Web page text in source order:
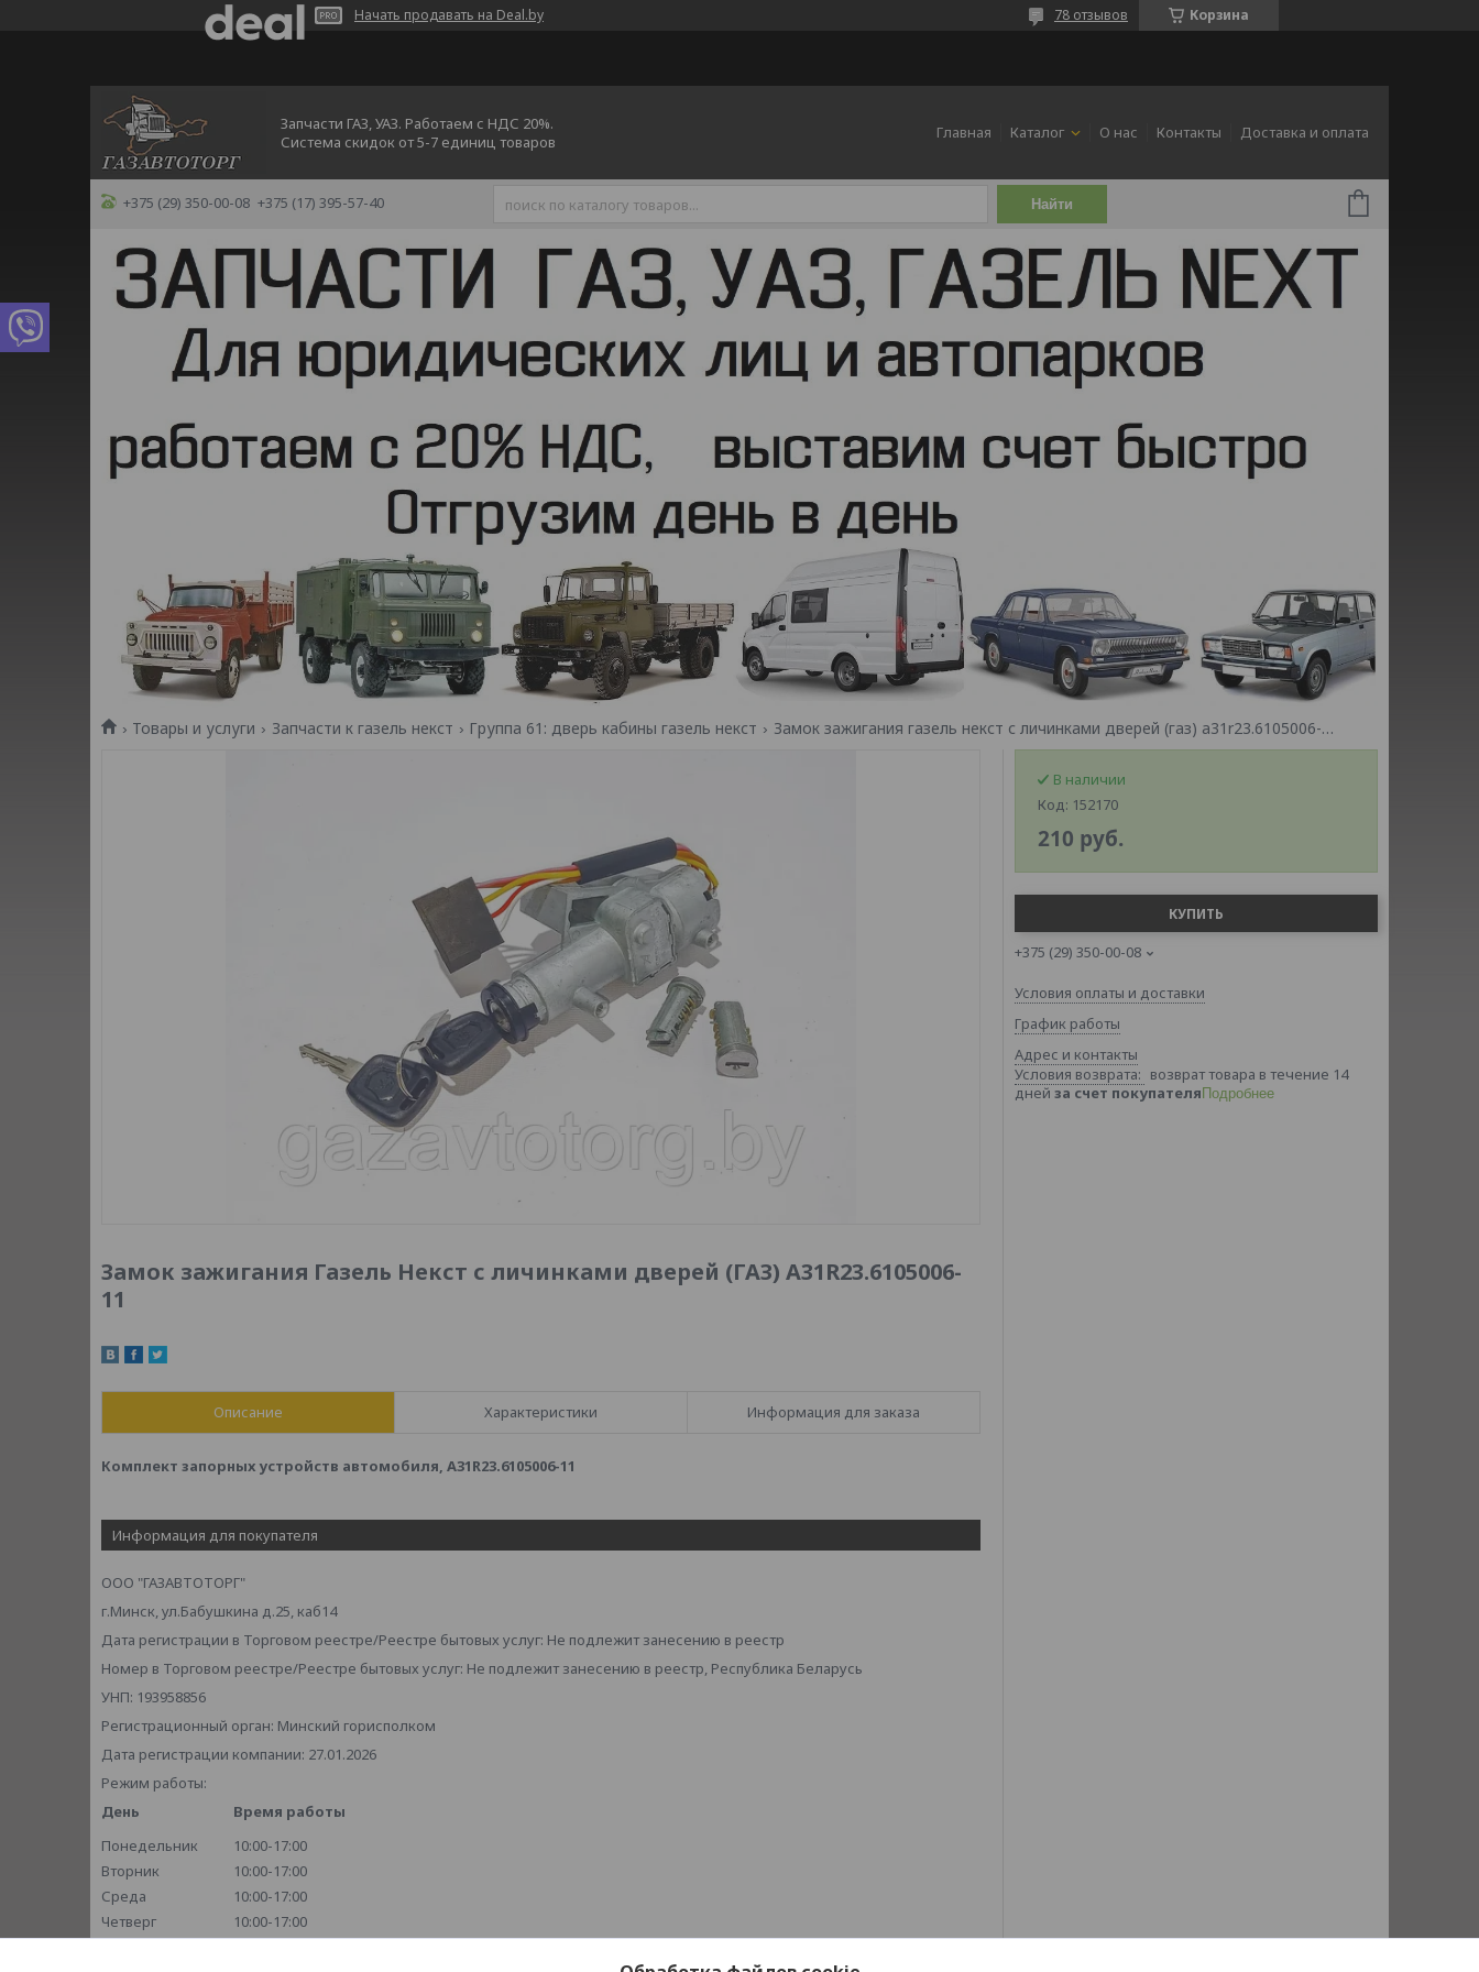
Начать продавать на Deal.by Корзина
78 отзывов
Запчасти ГАЗ, УАЗ. Работаем с НДС 20%.
Система скидок от 5-7 единиц товаров
Главная Каталог О нас Контакты Доставка и оплата
+375 (29) 350-00-08 +375 (17) 395-57-40 Найти
Товары и услуги Запчасти к газель некст Группа 61: дверь кабины газель некст Замок зажигания газель некст с личинками дверей (газ) а31r23.6105006-11
Замок зажигания Газель Некст с личинками дверей (ГАЗ) А31R23.6105006-
11
Описание Характеристики Информация для заказа
Комплект запорных устройств автомобиля, А31R23.6105006-11
Информация для покупателя
ООО "ГАЗАВТОТОРГ"
г.Минск, ул.Бабушкина д.25, каб14
Дата регистрации в Торговом реестре/Реестре бытовых услуг: Не подлежит занесению в реестр
Номер в Торговом реестре/Реестре бытовых услуг: Не подлежит занесению в реестр, Республика Беларусь
УНП: 193958856
Регистрационный орган: Минский горисполком
Дата регистрации компании: 27.01.2026
Режим работы:
День
Время работы
Понедельник
10:00-17:00
Вторник
10:00-17:00
Среда
10:00-17:00
Четверг
10:00-17:00
В наличии
Код: 152170
210 руб.
КУПИТЬ
+375 (29) 350-00-08
Условия оплаты и доставки
График работы
Адрес и контакты
возврат товара в течение 14
дней за счет покупателя Подробнее